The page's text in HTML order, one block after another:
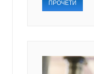
ПРОЧЕТИ